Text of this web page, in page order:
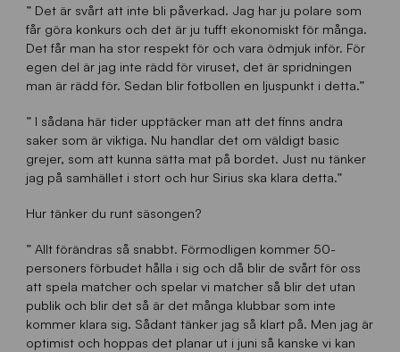
” Det är svårt att inte bli påverkad. Jag har ju polare som
får göra konkurs och det är ju tufft ekonomiskt för många.
Det får man ha stor respekt för och vara ödmjuk inför. För
egen del är jag inte rädd för viruset, det är spridningen
man är rädd för. Sedan blir fotbollen en ljuspunkt i detta.”
” I sådana här tider upptäcker man att det finns andra
saker som är viktiga. Nu handlar det om väldigt basic
grejer, som att kunna sätta mat på bordet. Just nu tänker
jag på samhället i stort och hur Sirius ska klara detta.”
Hur tänker du runt säsongen?
” Allt förändras så snabbt. Förmodligen kommer 50-
personers förbudet hålla i sig och då blir de svårt för oss
att spela matcher och spelar vi matcher så blir det utan
publik och blir det så är det många klubbar som inte
kommer klara sig. Sådant tänker jag så klart på. Men jag är
optimist och hoppas det planar ut i juni så kanske vi kan